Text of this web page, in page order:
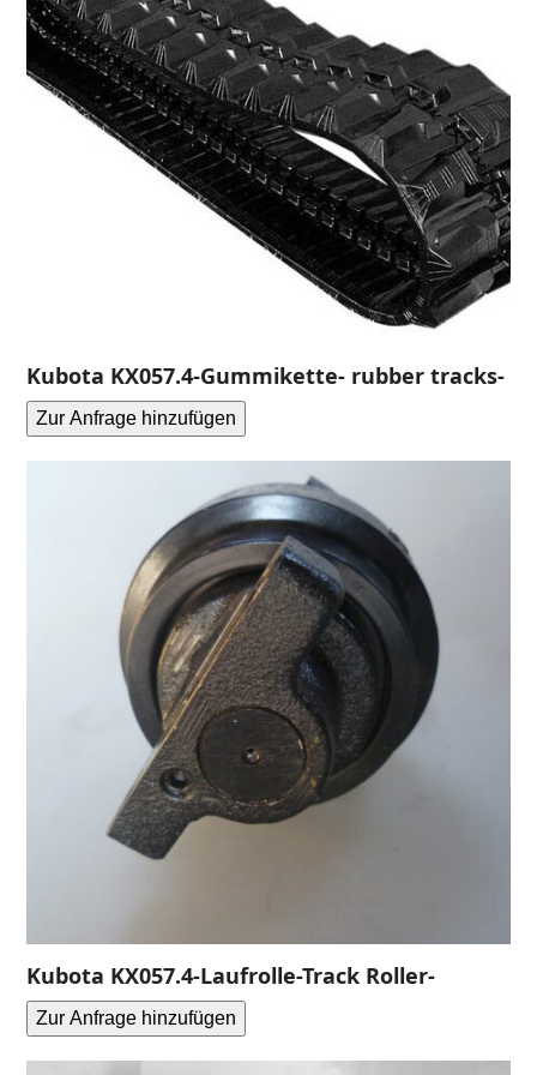
Kubota KX057.4-Gummikette- rubber tracks-
Zur Anfrage hinzufügen
Kubota KX057.4-Laufrolle-Track Roller-
Zur Anfrage hinzufügen